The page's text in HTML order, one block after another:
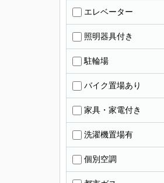
エレベーター
照明器具付き
駐輪場
バイク置場あり
家具・家電付き
洗濯機置場有
個別空調